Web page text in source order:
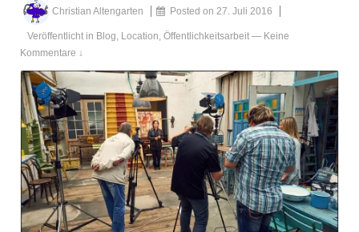
Christian Altengarten Posted on 27. Juli 2016
Veröffentlicht in Blog Location Öffentlichkeitsarbeit — Keine
Kommentare ↓